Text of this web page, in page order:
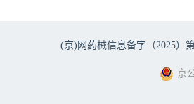
(京)网药械信息备字（2025）
京